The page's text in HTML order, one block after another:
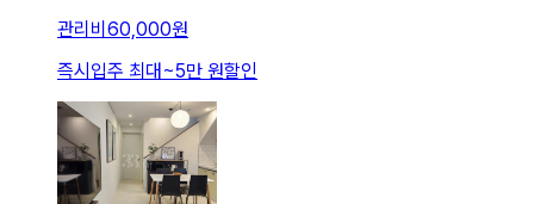
관리비 60,000원
즉시입주 최대~5만 원할인